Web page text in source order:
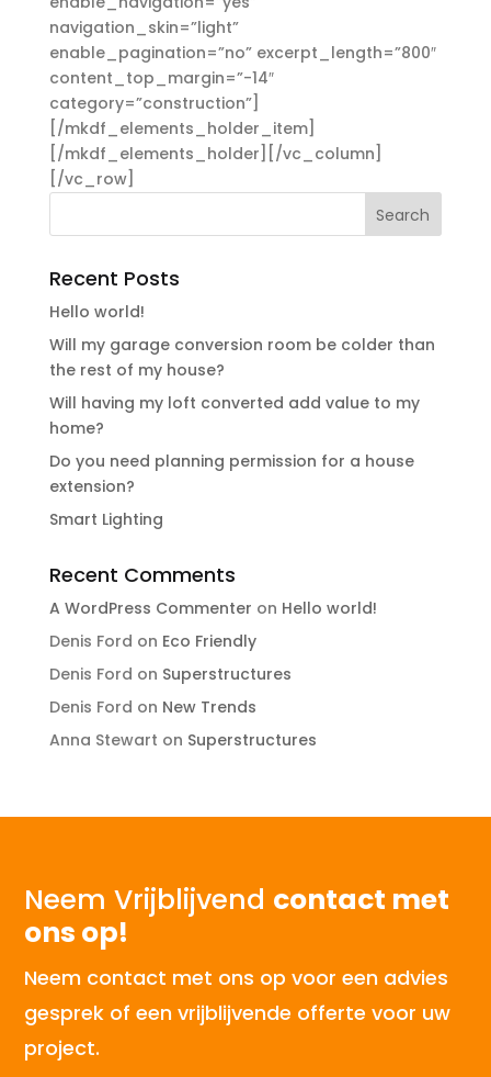
navigation_skin=”light”
enable_pagination=”no” excerpt_length=”800″
content_top_margin=”-14″
category=”construction”]
[/mkdf_elements_holder_item]
[/mkdf_elements_holder][/vc_column]
[/vc_row]
Recent Posts
Hello world!
Will my garage conversion room be colder than
the rest of my house?
Will having my loft converted add value to my
home?
Do you need planning permission for a house
extension?
Smart Lighting
Recent Comments
A WordPress Commenter on Hello world!
Denis Ford on Eco Friendly
Denis Ford on Superstructures
Denis Ford on New Trends
Anna Stewart on Superstructures
Neem Vrijblijvend contact met
ons op!
Neem contact met ons op voor een advies
gesprek of een vrijblijvende offerte voor uw
project.